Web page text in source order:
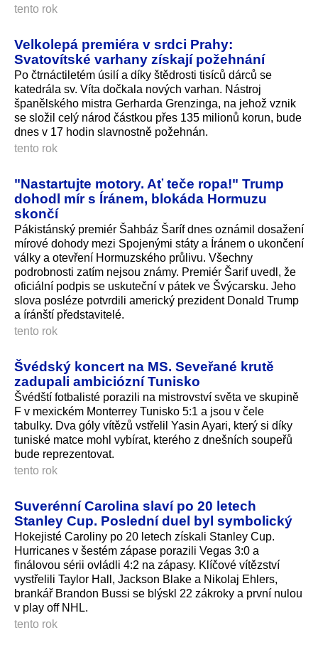
tento rok
Velkolepá premiéra v srdci Prahy:
Svatovítské varhany získají požehnání
Po čtrnáctiletém úsilí a díky štědrosti tisíců dárců se
katedrála sv. Víta dočkala nových varhan. Nástroj
španělského mistra Gerharda Grenzinga, na jehož vznik
se složil celý národ částkou přes 135 milionů korun, bude
dnes v 17 hodin slavnostně požehnán.
tento rok
"Nastartujte motory. Ať teče ropa!" Trump
dohodl mír s Íránem, blokáda Hormuzu
skončí
Pákistánský premiér Šahbáz Šaríf dnes oznámil dosažení
mírové dohody mezi Spojenými státy a Íránem o ukončení
války a otevření Hormuzského průlivu. Všechny
podrobnosti zatím nejsou známy. Premiér Šarif uvedl, že
oficiální podpis se uskuteční v pátek ve Švýcarsku. Jeho
slova posléze potvrdili americký prezident Donald Trump
a íránští představitelé.
tento rok
Švédský koncert na MS. Seveřané krutě
zadupali ambiciózní Tunisko
Švédští fotbalisté porazili na mistrovství světa ve skupině
F v mexickém Monterrey Tunisko 5:1 a jsou v čele
tabulky. Dva góly vítězů vstřelil Yasin Ayari, který si díky
tuniské matce mohl vybírat, kterého z dnešních soupeřů
bude reprezentovat.
tento rok
Suverénní Carolina slaví po 20 letech
Stanley Cup. Poslední duel byl symbolický
Hokejisté Caroliny po 20 letech získali Stanley Cup.
Hurricanes v šestém zápase porazili Vegas 3:0 a
finálovou sérii ovládli 4:2 na zápasy. Klíčové vítězství
vystřelili Taylor Hall, Jackson Blake a Nikolaj Ehlers,
brankář Brandon Bussi se blýskl 22 zákroky a první nulou
v play off NHL.
tento rok